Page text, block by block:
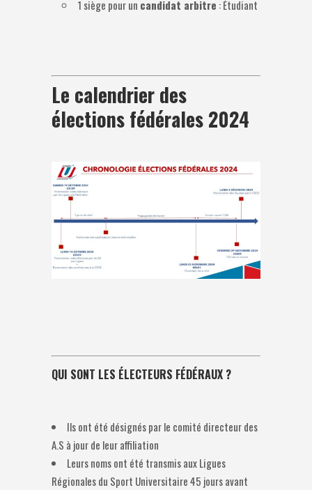
1 siège pour un candidat arbitre : Étudiant
Le calendrier des
élections fédérales 2024
QUI SONT LES ÉLECTEURS FÉDÉRAUX ?
Ils ont été désignés par le comité directeur des
A.S à jour de leur affiliation
Leurs noms ont été transmis aux Ligues
Régionales du Sport Universitaire 45 jours avant